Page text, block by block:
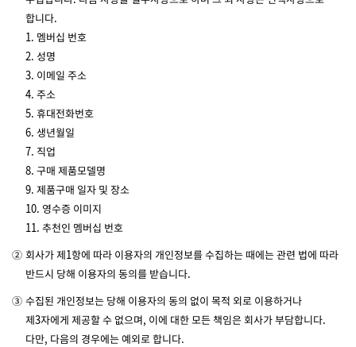
합니다.
1. 멤버십 번호
2. 성명
3. 이메일 주소
4. 주소
5. 휴대전화번호
6. 생년월일
7. 직업
8. 구매 제품모델명
9. 제품구매 일자 및 장소
10. 영수증 이미지
11. 추천인 멤버십 번호
② 회사가 제1항에 따라 이용자의 개인정보를 수집하는 때에는 관련 법에 따라
반드시 당해 이용자의 동의를 받습니다.
③ 수집된 개인정보는 당해 이용자의 동의 없이 목적 외로 이용하거나
제3자에게 제공할 수 없으며, 이에 대한 모든 책임은 회사가 부담합니다.
다만, 다음의 경우에는 예외로 합니다.